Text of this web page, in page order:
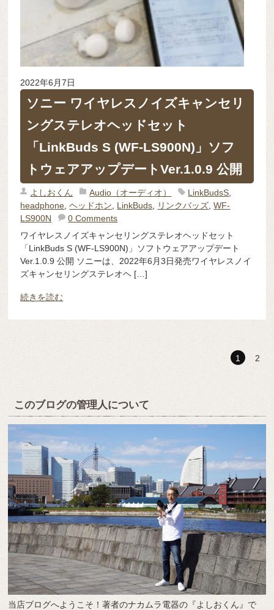
2022年6月7日
ソニー ワイヤレスノイズキャンセリ
ングステレオヘッドセット
「LinkBuds S (WF-LS900N)」ソフ
トウェアアップデートVer.1.0.9 公開
よしおくん Audio（オーディオ） LinkBudsS
headphone ,ヘッドホン LinkBuds リンクバッズ ,WF-
LS900N
0 Comments
ワイヤレスノイズキャンセリングステレオヘッドセット
「LinkBuds S (WF-LS900N)」ソフトウェアアップデート
Ver.1.0.9 公開 ソニーは、2022年6月3日発売ワイヤレスノイ
ズキャンセリングステレオヘ […]
続きを読む
1 2
このブログの管理人について
当店ブログへようこそ！著者のナカムラ電器の『よしおくん』で